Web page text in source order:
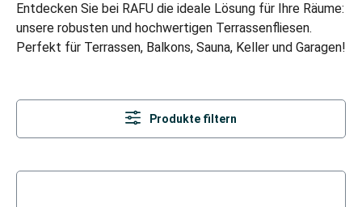
Entdecken Sie bei RAFU die ideale Lösung für Ihre Räume:
unsere robusten und hochwertigen Terrassenfliesen.
Perfekt für Terrassen, Balkons, Sauna, Keller und Garagen!
Produkte filtern